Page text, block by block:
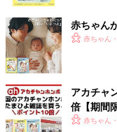
赤ちゃん
赤ちゃん
アカチャ
倍【期間
赤ちゃん